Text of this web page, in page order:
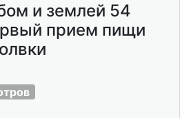
и землей 54
прием пищи